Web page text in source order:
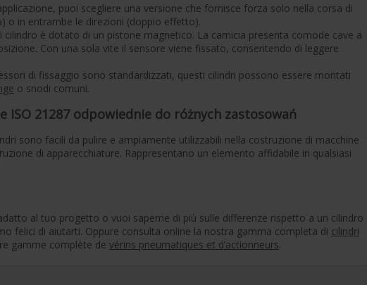
puoi scegliere una versione che fornisce forza solo nella corsa di
o in entrambe le direzioni (doppio effetto).
cilindro è dotato di un pistone magnetico. La camicia presenta comode cave a
Con una sola vite il sensore viene fissato, consentendo di leggere
di fissaggio sono standardizzati, questi cilindri possono essere montati
o snodi comuni.
ISO 21287 odpowiednie do różnych zastosowań
sono facili da pulire e ampiamente utilizzabili nella costruzione di macchine
di apparecchiature. Rappresentano un elemento affidabile in qualsiasi
al tuo progetto o vuoi saperne di più sulle differenze rispetto a un cilindro
felici di aiutarti. Oppure consulta online la nostra gamma completa di cilindri
gamme complète de vérins pneumatiques et d’actionneurs.